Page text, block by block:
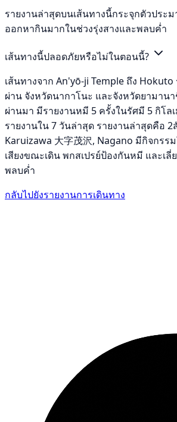
รายงานล่าสุดบนเส้นทางนี้กระจุกตัวประ
ออกหากินมากในช่วงรุ่งสางและพลบค่ำ
เส้นทางนี้ปลอดภัยหรือไม่ในตอนนี้?
เส้นทางจาก An'yō-ji Temple ถึง Hokuto
ผ่าน จังหวัดนากาโนะ และจังหวัดยามาน
ผ่านมา มีรายงานหมี 5 ครั้งในรัศมี 5 กิโล
รายงานใน 7 วันล่าสุด รายงานล่าสุดคือ
Karuizawa 大字茂沢, Nagano มีกิจกรร
เสียงขณะเดิน พกสเปรย์ป้องกันหมี และเลี่
พลบค่ำ
กลับไปยังรายงานการเดินทาง